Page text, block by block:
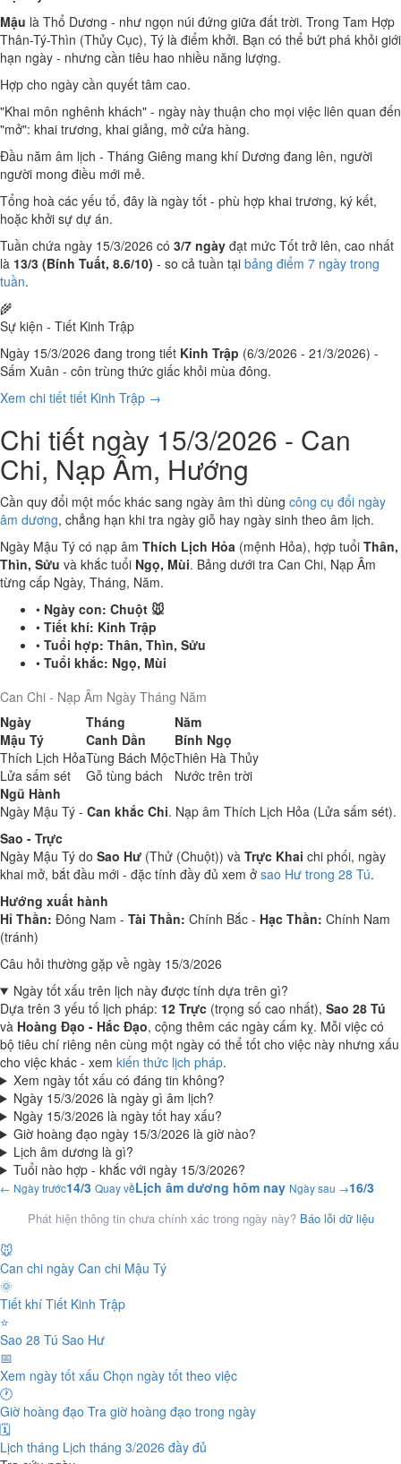
Mậu là Thổ Dương - như ngọn núi đứng giữa đất trời. Trong Tam Hợp
Thân-Tý-Thìn (Thủy Cục), Tý là điểm khởi. Bạn có thể bứt phá khỏi giới
hạn ngày - nhưng cần tiêu hao nhiều năng lượng.
Hợp cho ngày cần quyết tâm cao.
"Khai môn nghênh khách" - ngày này thuận cho mọi việc liên quan đến
"mở": khai trương, khai giảng, mở cửa hàng.
Đầu năm âm lịch - Tháng Giêng mang khí Dương đang lên, người
người mong điều mới mẻ.
Tổng hoà các yếu tố, đây là ngày tốt - phù hợp khai trương, ký kết,
hoặc khởi sự dự án.
Tuần chứa ngày 15/3/2026 có 3/7 ngày đạt mức Tốt trở lên, cao nhất
là 13/3 (Bính Tuất, 8.6/10) - so cả tuần tại bảng điểm 7 ngày trong
tuần.
🌾
Sự kiện - Tiết Kinh Trập
Ngày 15/3/2026 đang trong tiết Kinh Trập (6/3/2026 - 21/3/2026) -
Sấm Xuân - côn trùng thức giấc khỏi mùa đông.
Xem chi tiết tiết Kinh Trập →
Chi tiết ngày 15/3/2026 - Can
Chi, Nạp Âm, Hướng
Cần quy đổi một mốc khác sang ngày âm thì dùng công cụ đổi ngày
âm dương, chẳng hạn khi tra ngày giỗ hay ngày sinh theo âm lịch.
Ngày Mậu Tý có nạp âm Thích Lịch Hỏa (mệnh Hỏa), hợp tuổi Thân,
Thìn, Sửu và khắc tuổi Ngọ, Mùi. Bảng dưới tra Can Chi, Nạp Âm
từng cấp Ngày, Tháng, Năm.
• Ngày con: Chuột 🐭
• Tiết khí: Kinh Trập
• Tuổi hợp: Thân, Thìn, Sửu
• Tuổi khắc: Ngọ, Mùi
Can Chi - Nạp Âm Ngày Tháng Năm
Ngày
Tháng
Năm
Mậu Tý
Canh Dần
Bính Ngọ
Thích Lịch HỏaTùng Bách MộcThiên Hà Thủy
Lửa sấm sét
Gỗ tùng bách
Nước trên trời
Ngũ Hành
Ngày Mậu Tý - Can khắc Chi. Nạp âm Thích Lịch Hỏa (Lửa sấm sét).
Sao - Trực
Ngày Mậu Tý do Sao Hư (Thử (Chuột)) và Trực Khai chi phối, ngày
khai mở, bắt đầu mới - đặc tính đầy đủ xem ở sao Hư trong 28 Tú.
Hướng xuất hành
Hỉ Thần: Đông Nam - Tài Thần: Chính Bắc - Hạc Thần: Chính Nam
(tránh)
Câu hỏi thường gặp về ngày 15/3/2026
Ngày tốt xấu trên lịch này được tính dựa trên gì?
Dựa trên 3 yếu tố lịch pháp: 12 Trực (trọng số cao nhất), Sao 28 Tú
và Hoàng Đạo - Hắc Đạo, cộng thêm các ngày cấm kỵ. Mỗi việc có
bộ tiêu chí riêng nên cùng một ngày có thể tốt cho việc này nhưng xấu
cho việc khác - xem kiến thức lịch pháp.
Xem ngày tốt xấu có đáng tin không?
Ngày 15/3/2026 là ngày gì âm lịch?
Ngày 15/3/2026 là ngày tốt hay xấu?
Giờ hoàng đạo ngày 15/3/2026 là giờ nào?
Lịch âm dương là gì?
Tuổi nào hợp - khắc với ngày 15/3/2026?
← Ngày trước14/3 Quay vềLịch âm dương hôm nay Ngày sau →16/3
Phát hiện thông tin chưa chính xác trong ngày này? Báo lỗi dữ liệu
🐭
Can chi ngày Can chi Mậu Tý
🌞
Tiết khí Tiết Kinh Trập
⭐
Sao 28 Tú Sao Hư
📅
Xem ngày tốt xấu Chọn ngày tốt theo việc
🕐
Giờ hoàng đạo Tra giờ hoàng đạo trong ngày
🗓️
Lịch tháng Lịch tháng 3/2026 đầy đủ